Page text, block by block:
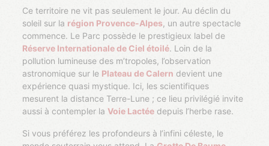
Ce territoire ne vit pas seulement le jour. Au déclin du
soleil sur la région Provence-Alpes, un autre spectacle
commence. Le Parc possède le prestigieux label de
Réserve Internationale de Ciel étoilé. Loin de la
pollution lumineuse des m’tropoles, l’observation
astronomique sur le Plateau de Calern devient une
expérience quasi mystique. Ici, les scientifiques
mesurent la distance Terre-Lune ; ce lieu privilégié invite
aussi à contempler laVoie Lactée depuis l’herbe rase.
Si vous préférez les profondeurs à l’infini céleste, le